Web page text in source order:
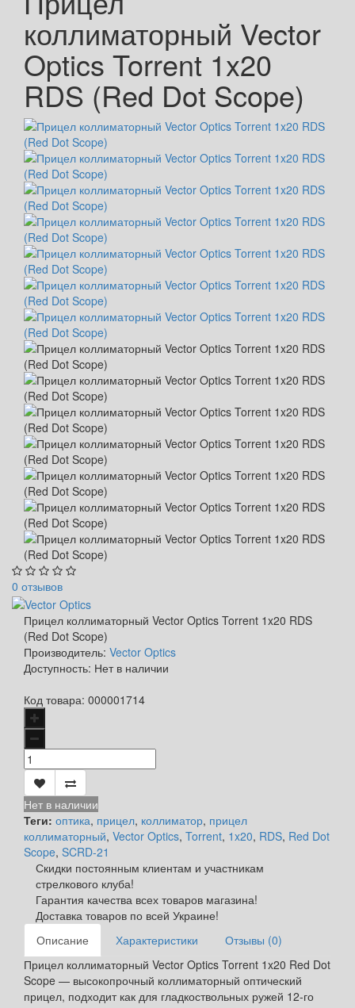
коллиматорный Vector
Optics Torrent 1x20
RDS (Red Dot Scope)
0 отзывов
Прицел коллиматорный Vector Optics Torrent 1x20 RDS
(Red Dot Scope)
Производитель: Vector Optics
Доступность: Нет в наличии
Код товара: 000001714
Нет в наличии
Теги: оптика, прицел, коллиматор, прицел
коллиматорный, Vector Optics, Torrent, 1x20, RDS, Red Dot
Scope, SCRD-21
Скидки постоянным клиентам и участникам
стрелкового клуба!
Гарантия качества всех товаров магазина!
Доставка товаров по всей Украине!
Описание
Характеристики
Отзывы (0)
Прицел коллиматорный Vector Optics Torrent 1x20 Red Dot
Scope — высокопрочный коллиматорный оптический
прицел, подходит как для гладкоствольных ружей 12-го